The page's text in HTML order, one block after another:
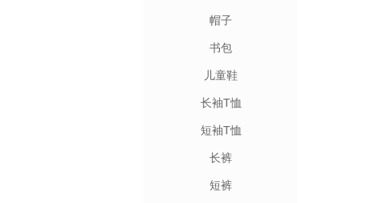
帽子
书包
儿童鞋
长袖T恤
短袖T恤
长裤
短裤